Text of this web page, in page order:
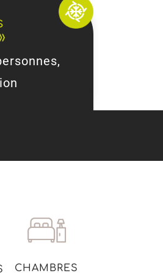
CHAMBRES